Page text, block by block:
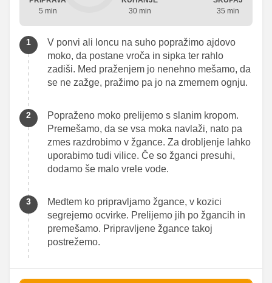
5 min
30 min
35 min
V ponvi ali loncu na suho popražimo ajdovo
moko, da postane vroča in sipka ter rahlo
zadiši. Med praženjem jo nenehno mešamo, da
se ne zažge, pražimo pa jo na zmernem ognju.
Popraženo moko prelijemo s slanim kropom.
Premešamo, da se vsa moka navlaži, nato pa
zmes razdrobimo v žgance. Za drobljenje lahko
uporabimo tudi vilice. Če so žganci presuhi,
dodamo še malo vrele vode.
Medtem ko pripravljamo žgance, v kozici
segrejemo ocvirke. Prelijemo jih po žgancih in
premešamo. Pripravljene žgance takoj
postrežemo.